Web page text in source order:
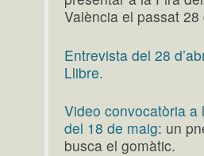
València el passat 28
Entrevista del 28
Llibre.
Video convocatòria a
del 18 de maig: un
busca el gomàtic.